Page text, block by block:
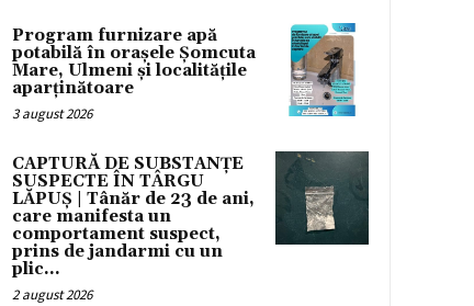
Program furnizare apă
potabilă în orașele Șomcuta
Mare, Ulmeni și localitățile
aparținătoare
3 august 2026
CAPTURĂ DE SUBSTANȚE
SUSPECTE ÎN TÂRGU
LĂPUȘ | Tânăr de 23 de ani,
care manifesta un
comportament suspect,
prins de jandarmi cu un
plic...
2 august 2026